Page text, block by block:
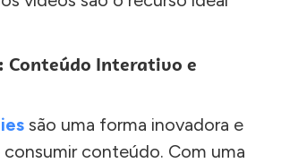
Conteúdo Interativo e
são uma forma inovadora e
conteúdo. Com uma